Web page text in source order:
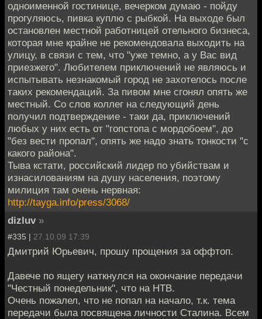
одноименной гостинице, вечерком думаю - пойду
прогуляюсь, пивка куплю с рыбкой. На выходе был
остановлен местной работницей отельного бизнеса,
которая мне крайне не рекомендовала выходить на
улицу, в связи с тем, что "уже темно, а у Вас вид
приезжего". Любителем приключений не являюсь и
испытывать незнакомый город не захотелось после
таких рекомендаций. За пивом мне сгонял опять же
местный. Со слов коллег на следующий день
получил подтверждение - таки да, приключений
любых у них есть от "гопстопа с мордобоем", до
"без вести пропал", опять же надо знать тонкости "с
какого района".
Тыва кстати, российский лидер по убийствам и
изнасилованиям на душу населения, поэтому
милиция там очень нервная:
http://tayga.info/press/3068/
dizluv »
#335 | 27.10.09 17:39
Дмитрий Юрьевич, прошу прощения за оффтоп.
Давече по ящегу наткнулся на окончание передачи
"Честный понедельник", что на НТВ.
Очень пожалел, что не попал на начало, т.к. тема
передачи была посвящена личности Сталина. Всем